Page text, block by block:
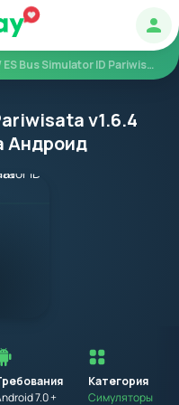
ES Bus Simulator ID Pariwisata
v1.6.4
Андроид
7.0 +
установкой
приложения
на
устройство
Категория
Симуляторы